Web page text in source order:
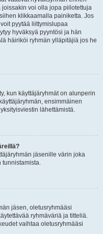
joissakin voi olla jopa piilotettuja
klikkaamalla painiketta. Jos
pyytää liittymislupaa
hyväksyä pyyntösi ja hän
häiriköi ryhmän ylläpitäjiä jos he
kun käyttäjäryhmät on alunperin
ensimmäinen
lähettämistä.
jäsenille värin joka
tunnistamista.
jäsen, oletusryhmääsi
ryhmäväriä ja titteliä.
vaihtaa oletusryhmääsi